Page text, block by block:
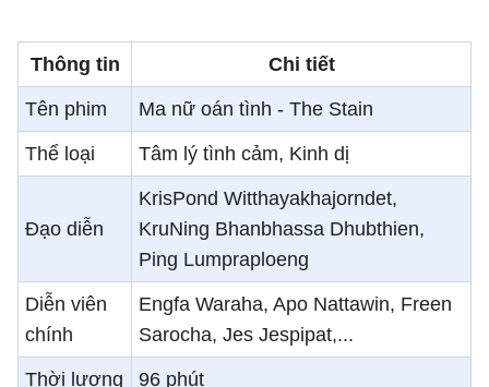
Thông tin Chi tiết
Tên phim Ma nữ oán tình - The Stain
Thể loại Tâm lý tình cảm, Kinh dị
Đạo diễn
KrisPond Witthayakhajorndet,
KruNing Bhanbhassa Dhubthien,
Ping Lumpraploeng
Diễn viên
chính
Engfa Waraha, Apo Nattawin, Freen
Sarocha, Jes Jespipat,...
Thời lượng 96 phút